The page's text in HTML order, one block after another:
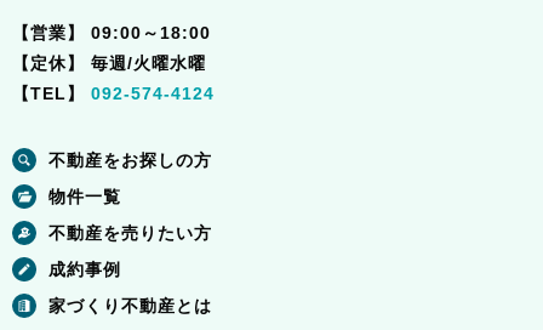
【営業】
09:00～18:00
【定休】
毎週/火曜水曜
【TEL】
092-574-4124
不動産をお探しの方
物件一覧
不動産を売りたい方
成約事例
家づくり不動産とは